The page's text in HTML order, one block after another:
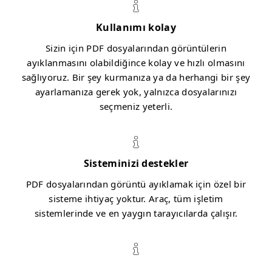
Kullanımı kolay
Sizin için PDF dosyalarından görüntülerin
ayıklanmasını olabildiğince kolay ve hızlı olmasını
sağlıyoruz. Bir şey kurmanıza ya da herhangi bir şey
ayarlamanıza gerek yok, yalnızca dosyalarınızı
seçmeniz yeterli.
Sisteminizi destekler
PDF dosyalarından görüntü ayıklamak için özel bir
sisteme ihtiyaç yoktur. Araç, tüm işletim
sistemlerinde ve en yaygın tarayıcılarda çalışır.